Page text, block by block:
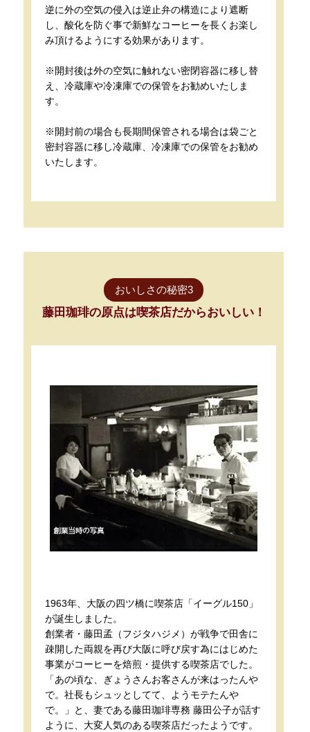
逆に外の空気の侵入は逆止弁の構造により遮断
し、酸化を防ぐ事で新鮮なコーヒーを長くお楽し
み頂けるようにする効果があります。
※開封後は外の空気に触れない密閉容器に移し替
え、冷蔵庫や冷凍庫での保管をお勧めいたしま
す。
※開封前の場合も長期間保管される場合は袋ごと
密封容器に移し冷蔵庫、冷凍庫での保管をお勧め
いたします。
おいしさの秘密3
藤田珈琲の原点は喫茶店だからおいしい！
1963年、大阪の四ツ橋に喫茶店「イーグル150」
が誕生しました。
創業者・藤田孟（フジタハジメ）が戦争で田舎に
疎開した両親を再び大阪に呼び戻す為にはじめた
事業がコーヒーを焙煎・提供する喫茶店でした。
「あの頃な、ぎょうさんお客さんが来はったんや
で。社長もシュッとしてて、ようモテたんや
で。」と、妻である藤田珈琲専務 藤田公子が話す
ように、大変人気のある喫茶店だったようです。